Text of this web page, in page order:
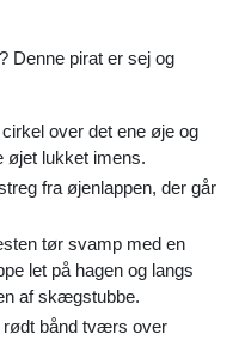
Denne pirat er sej og
over det ene øje og
øjet lukket imens.
fra øjenlappen, der går
tør svamp med en
let på hagen og langs
af skægstubbe.
rødt bånd tværs over